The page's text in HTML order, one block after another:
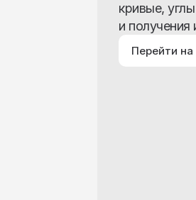
кривые,
и получения
Перейти